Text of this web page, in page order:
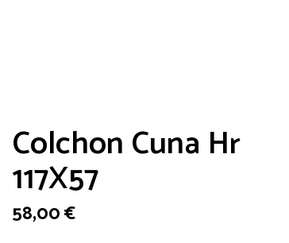
Colchon Cuna Hr
117X57
58,00€